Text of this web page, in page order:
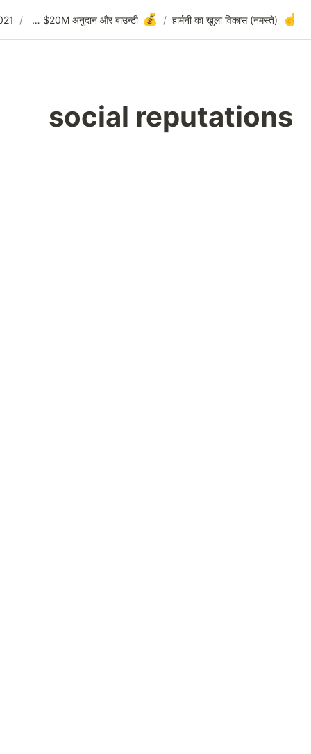
वॉलेट पर $20M अनुदान और बाउन्टी
/
2021 Q4 और 2022 Q1 के लिए बजट आवंटन
/
social reputations